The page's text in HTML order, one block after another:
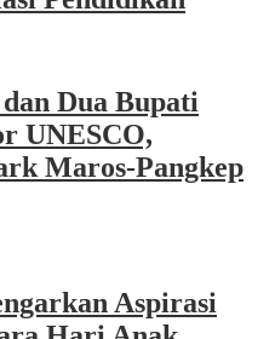
Dua Bupati
UNESCO,
Maros-Pangkep
Aspirasi